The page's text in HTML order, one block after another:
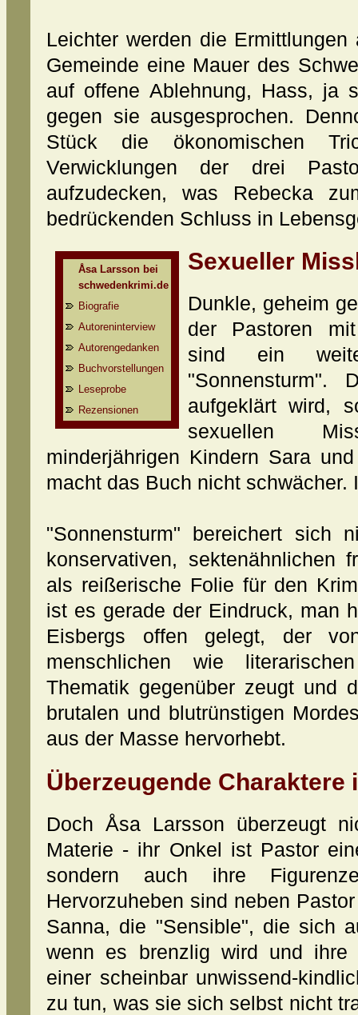
Leichter werden die
Gemeinde eine Mauer des
auf offene Ablehnung, Hass, ja
gegen sie ausgesprochen.
Stück die ökonomischen
Verwicklungen der drei
aufzudecken, was Rebecka
bedrückenden Schluss in
Åsa Larsson bei
schwedenkrimi.de
Biografie
Autoreninterview
Autorengedanken
Buchvorstellungen
Leseprobe
Rezensionen
Sexueller
Dunkle, geheim
der Pastoren
sind ein
aufgeklärt wird,
sexuellen
minderjährigen Kindern Sara
macht das Buch nicht schwächer.
"Sonnensturm" bereichert sich
konservativen, sektenähnlichen
als reißerische Folie für den
ist es gerade der Eindruck, man
Eisbergs offen gelegt, der
menschlichen wie
Thematik gegenüber zeugt und
brutalen und blutrünstigen
aus der Masse hervorhebt.
Überzeugende Charaktere
Doch Åsa Larsson überzeugt
Materie - ihr Onkel ist Pastor
sondern auch ihre
Hervorzuheben sind neben
Sanna, die "Sensible", die sich
wenn es brenzlig wird und ihre
einer scheinbar unwissend-
zu tun, was sie sich selbst nicht